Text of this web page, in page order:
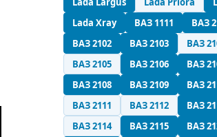
Lada Xray
ВАЗ 1111
ВАЗ
ВАЗ 2102
ВАЗ 2103
ВАЗ
ВАЗ 2105
ВАЗ 2106
ВАЗ
ВАЗ 2108
ВАЗ 2109
ВАЗ
ВАЗ 2111
ВАЗ 2112
ВАЗ
ВАЗ 2114
ВАЗ 2115
ВАЗ